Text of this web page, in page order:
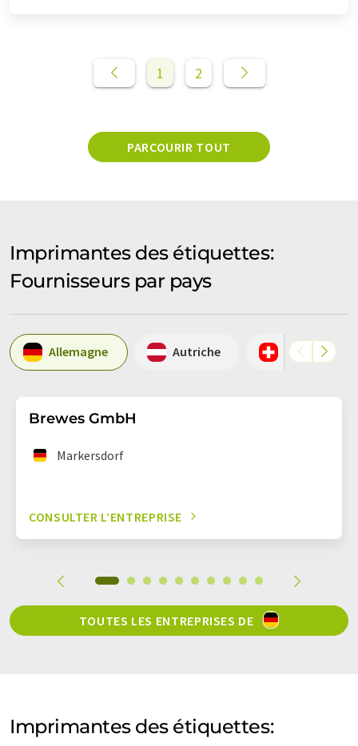
1 2
PARCOURIR TOUT
Imprimantes des étiquettes:
Fournisseurs par pays
Allemagne Autriche Suisse
Brewes GmbH
Markersdorf
CONSULTER L’ENTREPRISE
TOUTES LES ENTREPRISES DE
Imprimantes des étiquettes: